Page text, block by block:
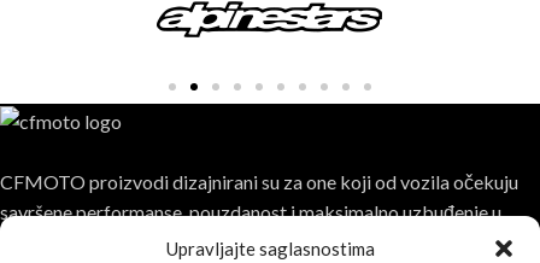
Upravljajte saglasnostima
CFMOTO proizvodi dizajnirani su za one koji od vozila očekuju
savršene performanse, pouzdanost i maksimalno uzbuđenje u